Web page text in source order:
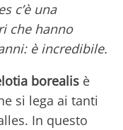
c’è una
che hanno
è incredibile.
borealis è
si lega ai tanti
In questo